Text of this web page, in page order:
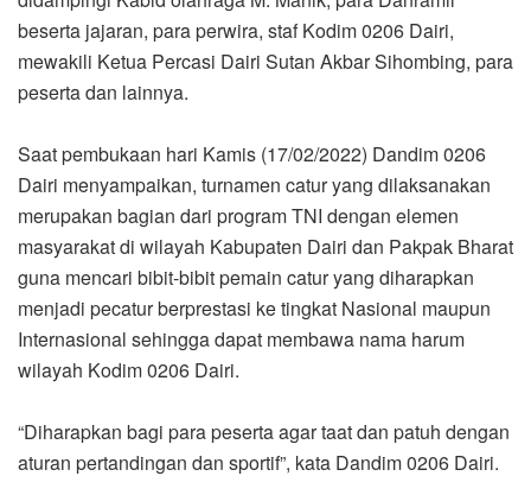
masyarakat di wilayah Kabupaten Dairi dan Pakpak Bharat
guna mencari bibit-bibit pemain catur yang diharapkan
menjadi pecatur berprestasi ke tingkat Nasional maupun
Internasional sehingga dapat membawa nama harum
“Diharapkan bagi para peserta agar taat dan patuh dengan
aturan pertandingan dan sportif”, kata Dandim 0206 Dairi.
Sebelum pertandingan dilaksanakan, semua peserta
terlebih dahulu dilakukan Swab oleh tim kesehatan Kodim
0206 Dairi untuk memastikan kesehatan para peserta.
beserta empat orang juri dari Percasi Dairi. Seluruh
rangkaian kegiatan terlaksana dengan sukses. Semua